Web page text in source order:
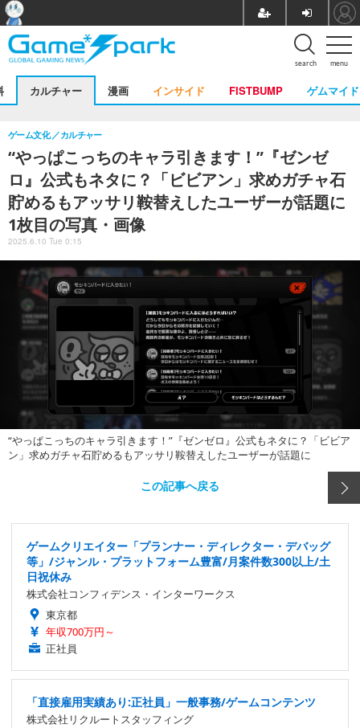
menu
search
カルチャー 漫画 インサイド FISTBUMP ゲムマイド
“やっぱこっちのキャラ引きます！”『ゼンゼ
ロ』公式もネタに？「ビビアン」求めガチャ石
貯めるもアッサリ鞍替えしたユーザーが話題に
1枚目の写真・画像
ゲーム文化 カルチャー
2025.6.10 Tue 0:15
“やっぱこっちのキャラ引きます！”『ゼンゼロ』公式もネタに？「ビビア
ン」求めガチャ石貯めるもアッサリ鞍替えしたユーザーが話題に
この記事へ戻る
ゲームクリエイター「プランナー・ディレクター・デバッグ
等」/ジャンル・プラットフォーム豊富/月案件数300以上/土
日祝休み
株式会社コンフィデンス・インターワークス
東京都
年収700万円～
正社員
「直接雇用実績あり:正社員」一般事務/ゲームコンテンツ
株式会社リクルートスタッフィング